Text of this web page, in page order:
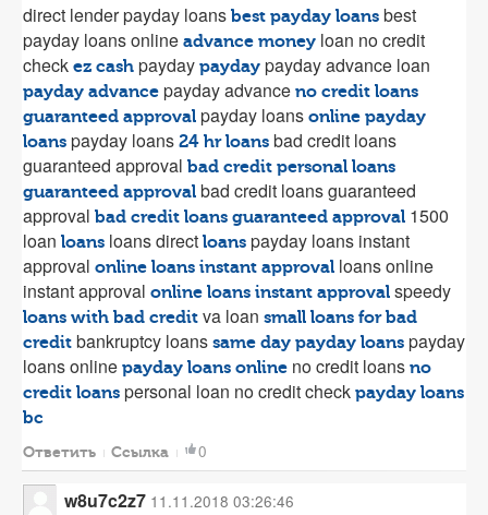
direct lender payday loans best payday loans best
payday loans online advance money loan no credit
check ez cash payday payday payday advance loan
payday advance payday advance no credit loans
guaranteed approval payday loans online payday
loans payday loans 24 hr loans bad credit loans
guaranteed approval bad credit personal loans
guaranteed approval bad credit loans guaranteed
approval bad credit loans guaranteed approval 1500
loan loans loans direct loans payday loans instant
approval online loans instant approval loans online
instant approval online loans instant approval speedy
loans with bad credit va loan small loans for bad
credit bankruptcy loans same day payday loans payday
loans online payday loans online no credit loans no
credit loans personal loan no credit check payday loans
bc
Ответить Ссылка 0
w8u7c2z7 11.11.2018 03:26:46